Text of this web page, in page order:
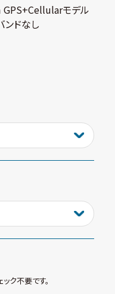
モデル
ンドなし
ク不要です。